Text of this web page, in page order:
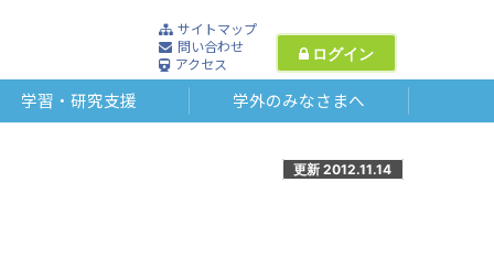
サイトマップ
問い合わせ
アクセス
ログイン
学習・研究支援 学外のみなさまへ
更新 2012.11.14